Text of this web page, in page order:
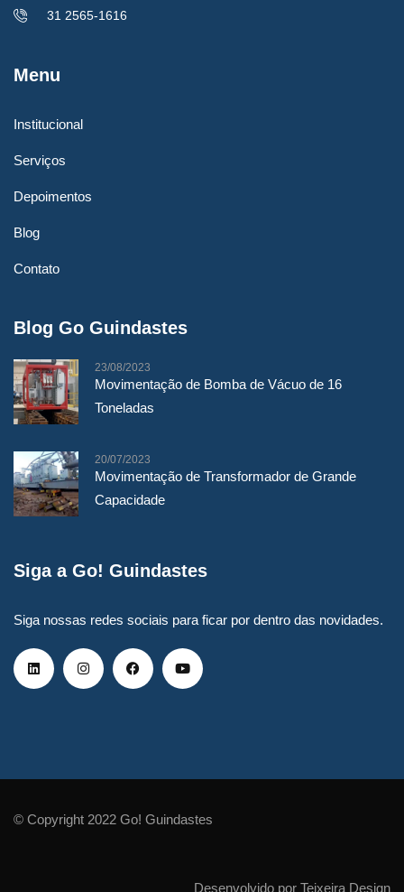
31 2565-1616
Menu
Institucional
Serviços
Depoimentos
Blog
Contato
Blog Go Guindastes
23/08/2023
Movimentação de Bomba de Vácuo de 16
Toneladas
20/07/2023
Movimentação de Transformador de Grande
Capacidade
Siga a Go! Guindastes
Siga nossas redes sociais para ficar por dentro das novidades.
© Copyright 2022 Go! Guindastes
Desenvolvido por Teixeira Design